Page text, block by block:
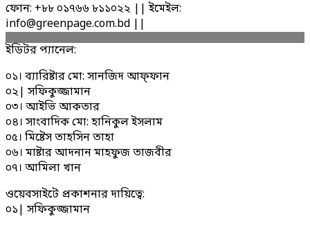
ফোন: +৮৮ ০১৭৬৬ ৮১১০২২ || ইমেইল:
info@greenpage.com.bd ||
ইডিটর প্যানেল:
০১। ব্যারিষ্টার মো: সানজিদ আফ্ফান
০২| সফিকুজ্জামান
০৩। আইভি আকতার
০৪। সাংবাদিক মো: হানিকুল ইসলাম
০৫। মিষ্টেস তাহসিন তাহা
০৬। মাষ্টার আদনান মাহফুজ তাজবীর
০৭। আমিলা খান
ওয়েবসাইটে প্রকাশনার দায়িত্বে:
০১| সফিকুজ্জামান